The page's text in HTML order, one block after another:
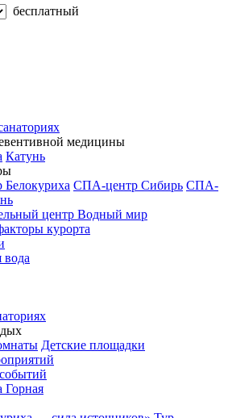
бесплатный
медицины
Катунь
СПА-центр Сибирь СПА-
центр Водный мир
курорта
вода
Детские площадки
Горная